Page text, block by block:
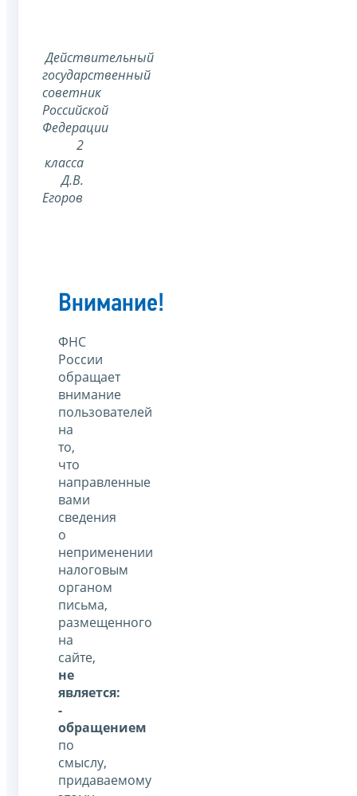
Действительный
государственный
советник
Российской
Федерации
2
класса
Д.В.
Егоров
Внимание!
ФНС
России
обращает
внимание
пользователей
на
то,
что
направленные
вами
сведения
о
неприменении
налоговым
органом
письма,
размещенного
на
сайте,
не
является:
-
обращением
по
смыслу,
придаваемому